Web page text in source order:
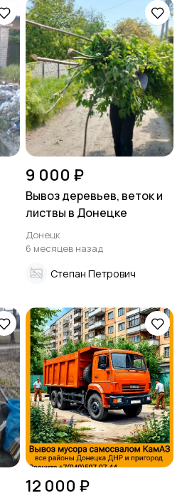
9 000 ₽
Вывоз деревьев, веток и
листвы в Донецке
Донецк
6 месяцев назад
Степан Петрович
12 000 ₽